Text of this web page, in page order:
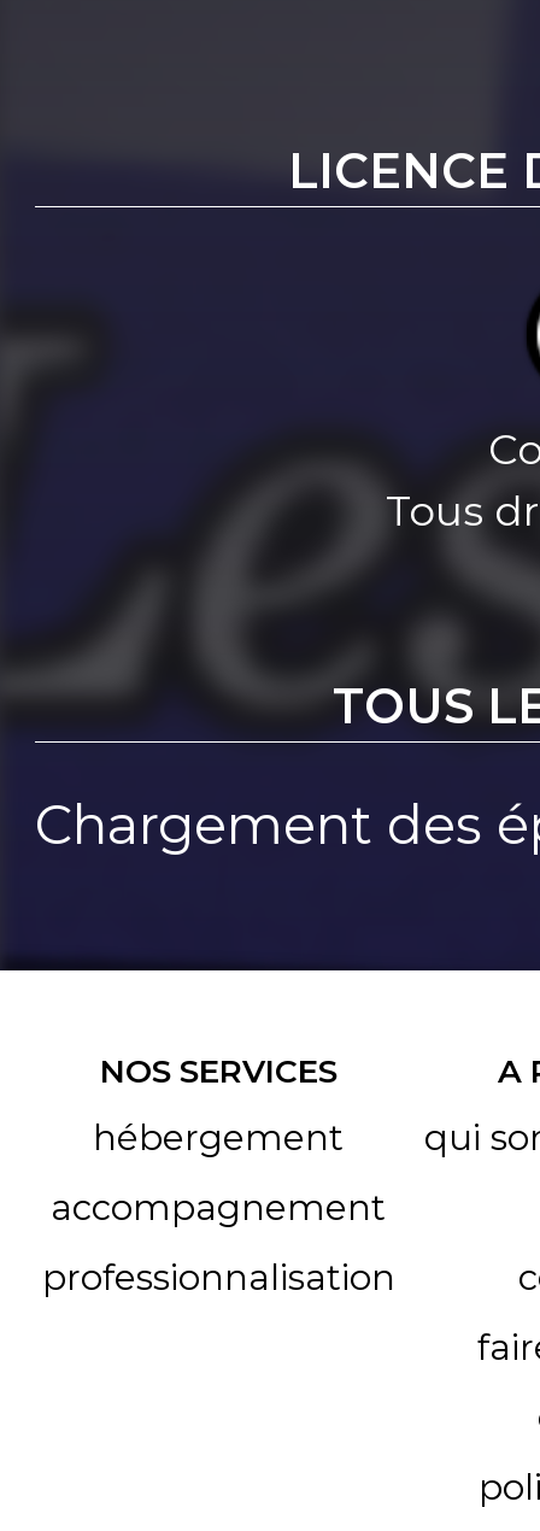
LICENCE
Tous
TOUS
Chargement des
NOS SERVICES
hébergement
accompagnement
professionnalisation
A
qui